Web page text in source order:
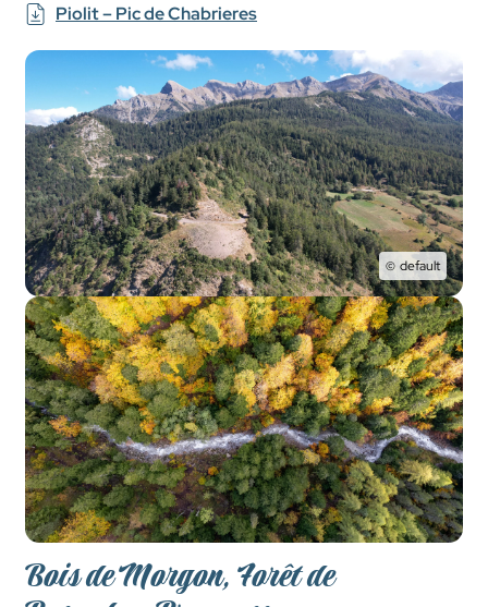
Piolit – Pic de Chabrieres
default
Bois de Morgon, Forêt de